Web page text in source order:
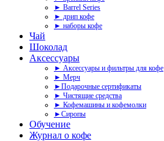
► Barrel Series
► дрип кофе
► наборы кофе
Чай
Шоколад
Аксессуары
► Аксессуары и фильтры для кофе
► Мерч
►Подарочные сертификаты
► Чистящие средства
► Кофемашины и кофемолки
►Сиропы
Обучение
Журнал о кофе